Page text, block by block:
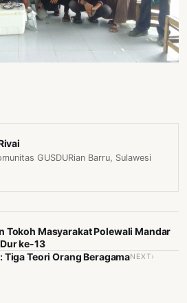
GUSDURian Barru, Sulawesi
Tokoh Masyarakat Polewali Mandar
ke-13
Teori Orang BeragamaNEXT›